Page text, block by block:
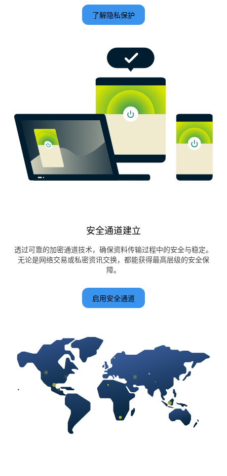
了解隐私保护
安全通道建立
透过可靠的加密通道技术，确保资料传输过程中的安全与稳定。
无论是网络交易或私密资讯交换，都能获得最高层级的安全保
障。
启用安全通道